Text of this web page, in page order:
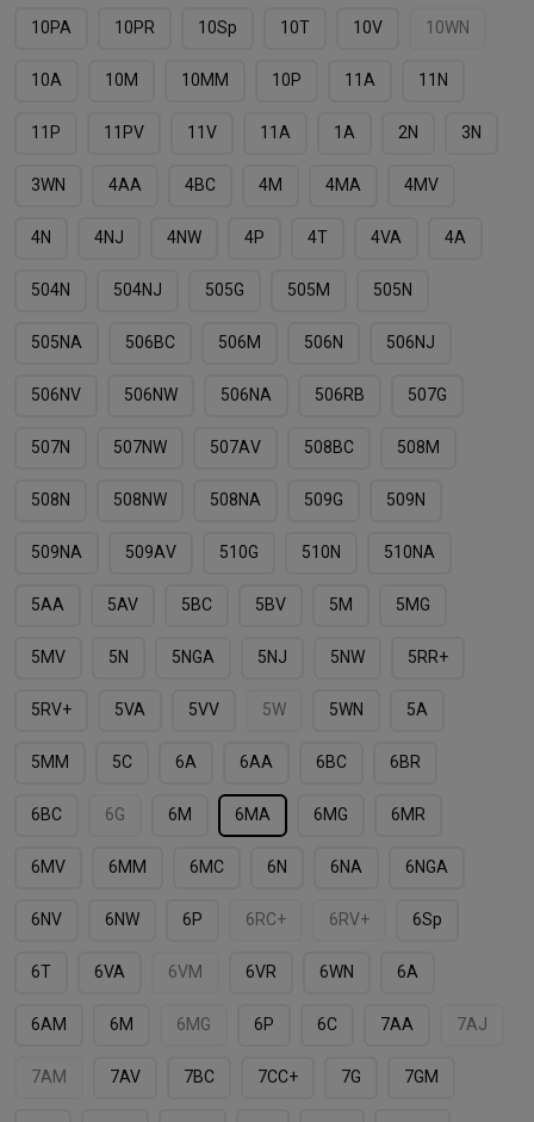
10PA 10PR 10Sp 10T 10V 10WN
10А 10М 10ММ 10Р 11A 11N
11P 11PV 11V 11А 1А 2N 3N
3WN 4AA 4BC 4M 4MA 4MV
4N 4NJ 4NW 4P 4T 4VA 4А
504N 504NJ 505G 505M 505N
505NА 506BC 506M 506N 506NJ
506NV 506NW 506NА 506RB 507G
507N 507NW 507АV 508BC 508M
508N 508NW 508NА 509G 509N
509NA 509АV 510G 510N 510NA
5AA 5AV 5BC 5BV 5M 5MG
5MV 5N 5NGA 5NJ 5NW 5RR+
5RV+ 5VA 5VV 5W 5WN 5А
5ММ 5С 6A 6AA 6BC 6BR
6BС 6G 6M 6MA 6MG 6MR
6MV 6MМ 6MС 6N 6NA 6NGA
6NV 6NW 6P 6RC+ 6RV+ 6Sp
6T 6VA 6VM 6VR 6WN 6А
6АM 6М 6МG 6Р 6С 7AA 7AJ
7AM 7AV 7BC 7CС+ 7G 7GM